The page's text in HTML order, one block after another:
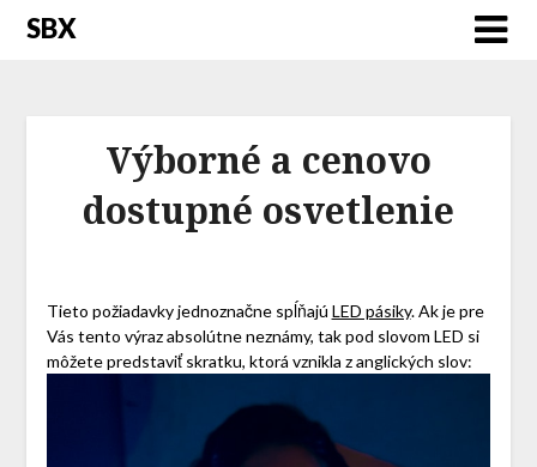
SBX
Výborné a cenovo
dostupné osvetlenie
Tieto požiadavky jednoznačne spĺňajú LED pásiky. Ak je pre
Vás tento výraz absolútne neznámy, tak pod slovom LED si
môžete predstaviť skratku, ktorá vznikla z anglických slov: